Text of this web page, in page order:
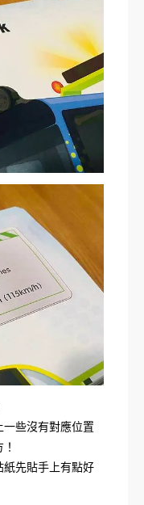
些沒有對應位置
紙先貼手上有點好